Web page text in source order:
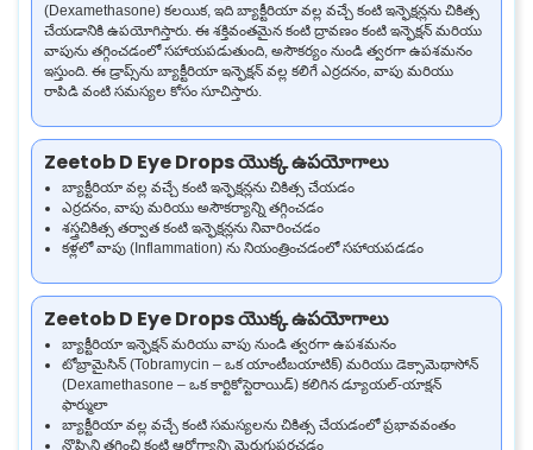
(Dexamethasone) కలయిక, ఇది బ్యాక్టీరియా వల్ల వచ్చే కంటి ఇన్ఫెక్షన్లను చికిత్స
చేయడానికి ఉపయోగిస్తారు. ఈ శక్తివంతమైన కంటి ద్రావణం కంటి ఇన్ఫెక్షన్ మరియు
వాపును తగ్గించడంలో సహాయపడుతుంది, అసౌకర్యం నుండి త్వరగా ఉపశమనం
ఇస్తుంది. ఈ డ్రాప్స్‌ను బ్యాక్టీరియా ఇన్ఫెక్షన్ వల్ల కలిగే ఎర్రదనం, వాపు మరియు
రాపిడి వంటి సమస్యల కోసం సూచిస్తారు.
Zeetob D Eye Drops యొక్క ఉపయోగాలు
బ్యాక్టీరియా వల్ల వచ్చే కంటి ఇన్ఫెక్షన్లను చికిత్స చేయడం
ఎర్రదనం, వాపు మరియు అసౌకర్యాన్ని తగ్గించడం
శస్త్రచికిత్స తర్వాత కంటి ఇన్ఫెక్షన్లను నివారించడం
కళ్లలో వాపు (Inflammation) ను నియంత్రించడంలో సహాయపడడం
Zeetob D Eye Drops యొక్క ఉపయోగాలు
బ్యాక్టీరియా ఇన్ఫెక్షన్ మరియు వాపు నుండి త్వరగా ఉపశమనం
టోబ్రామైసిన్ (Tobramycin – ఒక యాంటీబయాటిక్) మరియు డెక్సామెథాసోన్
(Dexamethasone – ఒక కార్టికోస్టెరాయిడ్) కలిగిన డ్యూయల్-యాక్షన్
ఫార్ములా
బ్యాక్టీరియా వల్ల వచ్చే కంటి సమస్యలను చికిత్స చేయడంలో ప్రభావవంతం
నొప్పిని తగ్గించి కంటి ఆరోగ్యాన్ని మెరుగుపరచడం